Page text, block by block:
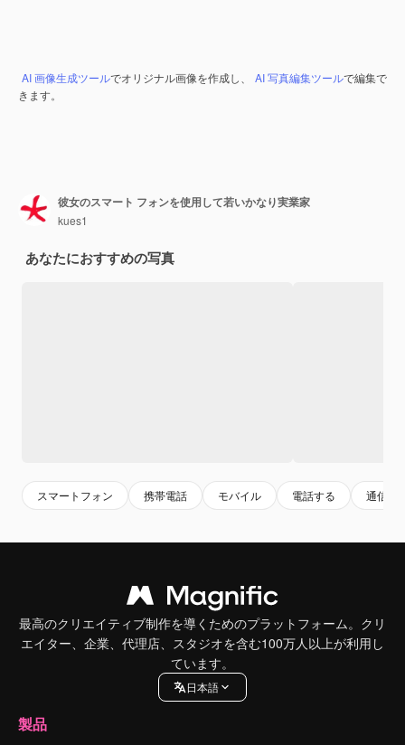
AI 画像生成ツールでオリジナル画像を作成し、 AI 写真編集ツールで編集で
きます。
彼女のスマート フォンを使用して若いかなり実業家
kues1
あなたにおすすめの写真
スマートフォン 携帯電話 モバイル 電話する 通信
最高のクリエイティブ制作を導くためのプラットフォーム。クリ
エイター、企業、代理店、スタジオを含む100万人以上が利用し
ています。
日本語
製品